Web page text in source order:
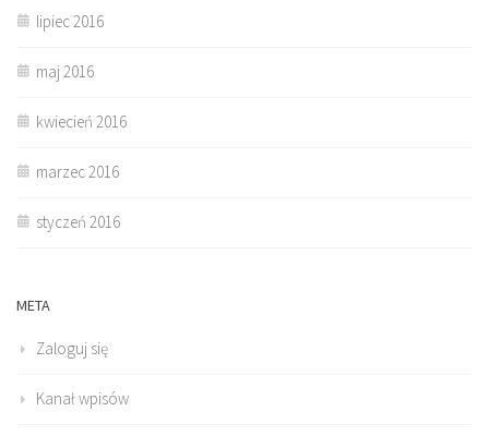
lipiec 2016
maj 2016
kwiecień 2016
marzec 2016
styczeń 2016
META
Zaloguj się
Kanał wpisów